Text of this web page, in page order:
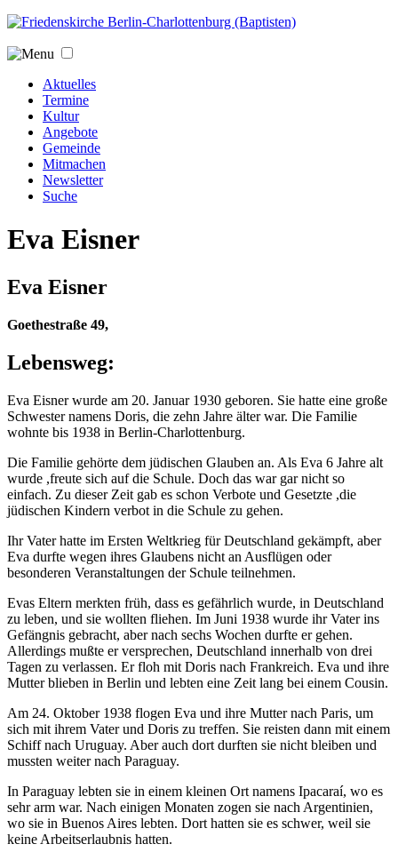
Jump to navigation
Aktuelles
Termine
Kultur
Angebote
Gemeinde
Mitmachen
Newsletter
Suche
Eva Eisner
Eva Eisner
Goethestraße 49,
Lebensweg:
Eva Eisner wurde am 20. Januar 1930 geboren. Sie hatte eine große
Schwester namens Doris, die zehn Jahre älter war. Die Familie
wohnte bis 1938 in Berlin-Charlottenburg.
Die Familie gehörte dem jüdischen Glauben an. Als Eva 6 Jahre alt
wurde ,freute sich auf die Schule. Doch das war gar nicht so
einfach. Zu dieser Zeit gab es schon Verbote und Gesetzte ,die
jüdischen Kindern verbot in die Schule zu gehen.
Ihr Vater hatte im Ersten Weltkrieg für Deutschland gekämpft, aber
Eva durfte wegen ihres Glaubens nicht an Ausflügen oder
besonderen Veranstaltungen der Schule teilnehmen.
Evas Eltern merkten früh, dass es gefährlich wurde, in Deutschland
zu leben, und sie wollten fliehen. Im Juni 1938 wurde ihr Vater ins
Gefängnis gebracht, aber nach sechs Wochen durfte er gehen.
Allerdings mußte er versprechen, Deutschland innerhalb von drei
Tagen zu verlassen. Er floh mit Doris nach Frankreich. Eva und ihre
Mutter blieben in Berlin und lebten eine Zeit lang bei einem Cousin.
Am 24. Oktober 1938 flogen Eva und ihre Mutter nach Paris, um
sich mit ihrem Vater und Doris zu treffen. Sie reisten dann mit einem
Schiff nach Uruguay. Aber auch dort durften sie nicht bleiben und
mussten weiter nach Paraguay.
In Paraguay lebten sie in einem kleinen Ort namens Ipacaraí, wo es
sehr arm war. Nach einigen Monaten zogen sie nach Argentinien,
wo sie in Buenos Aires lebten. Dort hatten sie es schwer, weil sie
keine Arbeitserlaubnis hatten.